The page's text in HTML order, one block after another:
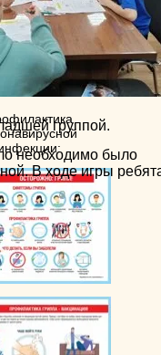
группой.
необходимо было
В ходе игры